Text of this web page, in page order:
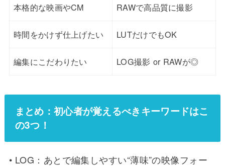
本格的な映画やCM RAWで高品質に撮影
時間をかけず仕上げたい LUTだけでもOK
編集にこだわりたい LOG撮影 or RAWが◎
まとめ：初心者が覚えるべきキーワードはこ
の3つ！
• LOG：あとで編集しやすい“薄味”の映像フォー